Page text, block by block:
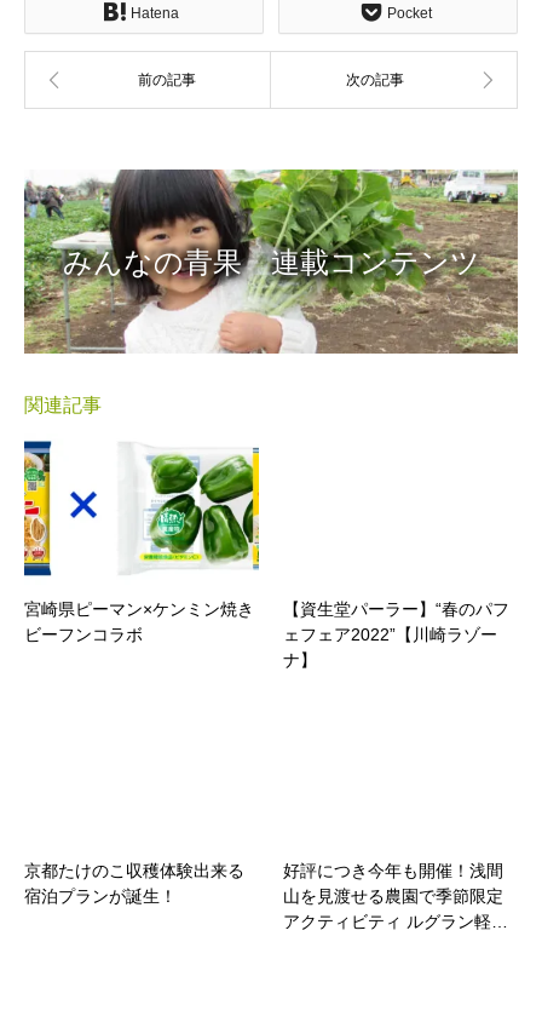
Hatena Pocket
みんなの青果 連載コンテンツ
関連記事
宮崎県ピーマン×ケンミン焼き
ビーフンコラボ
【資生堂パーラー】“春のパフ
ェフェア2022”【川崎ラゾー
ナ】
京都たけのこ収穫体験出来る
宿泊プランが誕生！
好評につき今年も開催！浅間
山を見渡せる農園で季節限定
アクティビティ ルグラン軽…